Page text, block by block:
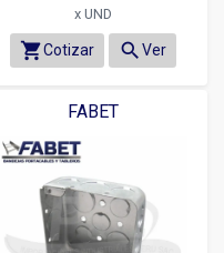
x UND
shopping_cartCotizar search Ver
FABET